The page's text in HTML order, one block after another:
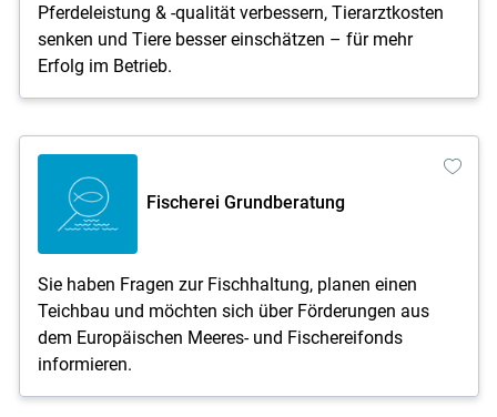
Pferdeleistung & -qualität verbessern, Tierarztkosten
senken und Tiere besser einschätzen – für mehr
Erfolg im Betrieb.
Fischerei Grundberatung
Sie haben Fragen zur Fischhaltung, planen einen
Teichbau und möchten sich über Förderungen aus
dem Europäischen Meeres- und Fischereifonds
informieren.